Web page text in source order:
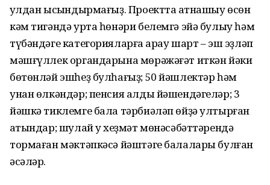
ҡулдан ысҡындырмағыҙ. Проектта ҡатнашыу өсөн
кәм тигәндә урта һөнәри белемгә эйә булыу һәм
түбәндәге категорияларға ҡарау шарт – эш эҙләп
мәшғүллек органдарына мөрәжәғәт иткән йәки
бөтөнләй эшһеҙ булһағыҙ; 50 йәшлектәр һәм
унан өлкәндәр; пенсия алды йәшендәгеләр; 3
йәшкә тиклемге бала тәрбиәләп өйҙә ултырған
ҡатындар; шулай уҡ хеҙмәт мөнәсәбәттәрендә
тормаған мәктәпкәсә йәштәге балалары булған
әсәләр.